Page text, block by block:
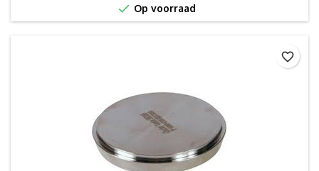
 Op voorraad
favorite_border